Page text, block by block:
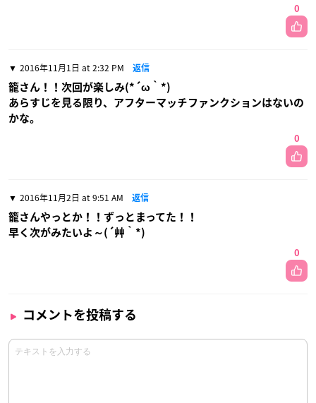
0
2016年11月1日 at 2:32 PM 返信
籠さん！！次回が楽しみ(*´ω｀*)
あらすじを見る限り、アフターマッチファンクションはないの
かな。
0
2016年11月2日 at 9:51 AM 返信
籠さんやっとか！！ずっとまってた！！
早く次がみたいよ～(´艸｀*)
0
コメントを投稿する